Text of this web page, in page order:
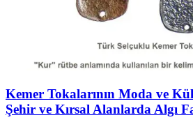
Kemer Tokalarının Moda ve
Şehir ve Kırsal Alanlarda Algı